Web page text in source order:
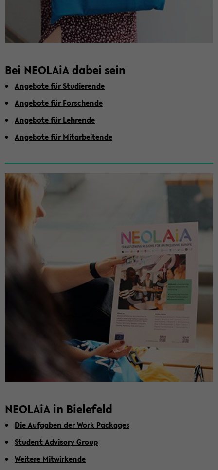
Bei NEO­LA­iA dabei sein
An­ge­bo­te für Stu­die­ren­de
An­ge­bo­te für For­schen­de
An­ge­bo­te für Leh­ren­de
An­ge­bo­te für Mit­ar­bei­ten­de
NEO­LA­iA in Bie­le­feld
Die Auf­ga­ben der Work Pack­a­ges
Stu­dent Ad­vi­so­ry Group
Wei­te­re Mit­wir­ken­de